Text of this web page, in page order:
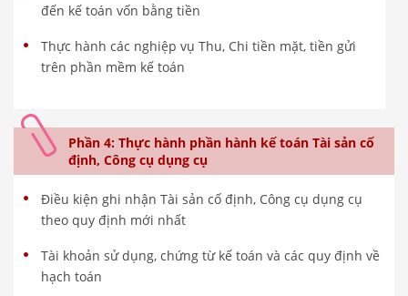
đến kế toán vốn bằng tiền
Thực hành các nghiệp vụ Thu, Chi tiền mặt, tiền gửi
trên phần mềm kế toán
Phần 4: Thực hành phần hành kế toán Tài sản cố
định, Công cụ dụng cụ
Điều kiện ghi nhận Tài sản cố định, Công cụ dụng cụ
theo quy định mới nhất
Tài khoản sử dụng, chứng từ kế toán và các quy định về
hạch toán